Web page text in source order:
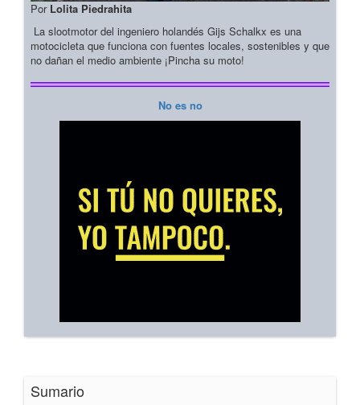
Por Lolita Piedrahita
La slootmotor del ingeniero holandés Gijs Schalkx es una
motocicleta que funciona con fuentes locales, sostenibles y que
no dañan el medio ambiente ¡Pincha su moto!
No es no
Sumario